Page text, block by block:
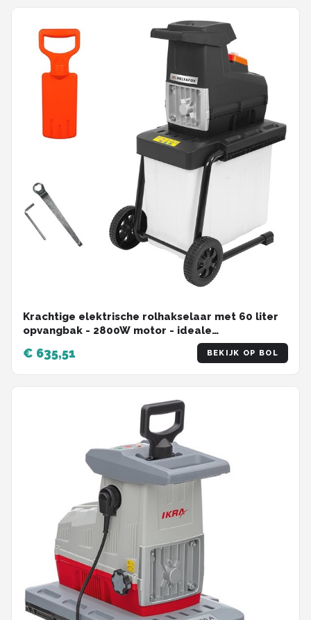
Krachtige elektrische rolhakselaar met 60 liter
opvangbak - 2800W motor - ideale
tuinhakselaar voor takken tot 44 mm
€ 635,51 BEKIJK OP BOL